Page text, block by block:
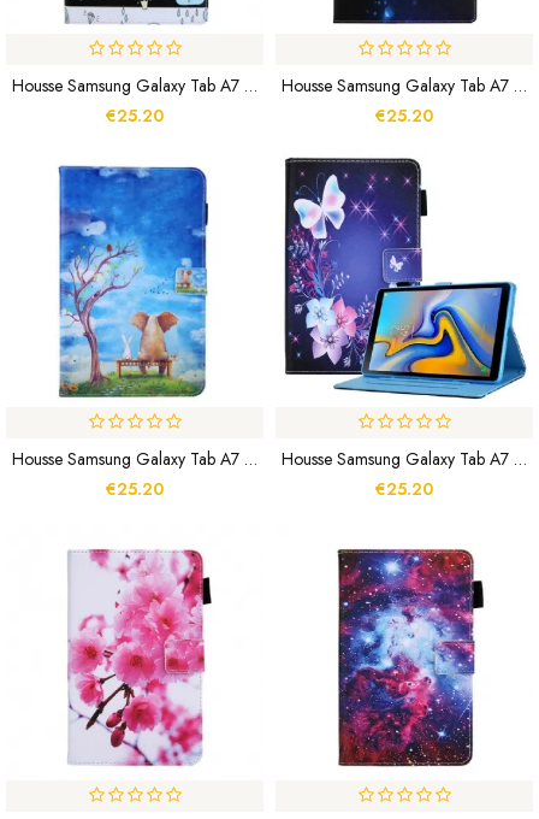
Housse Samsung Galaxy Tab A7 Lite Licorne
€25.20
Housse Samsung Galaxy Tab A7 Lite Papillons Magiques
€25.20
Housse Samsung Galaxy Tab A7 Lite Amis
€25.20
Housse Samsung Galaxy Tab A7 Lite Multiples Papillons
€25.20